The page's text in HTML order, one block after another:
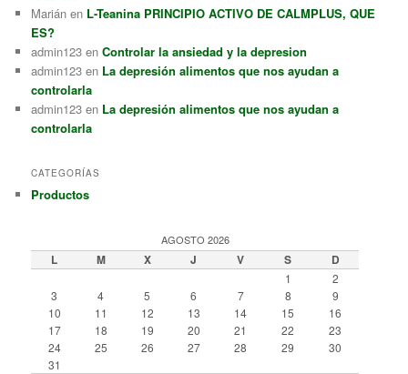
Marián en L-Teanina PRINCIPIO ACTIVO DE CALMPLUS, QUE
ES?
admin123 enControlar la ansiedad y la depresion
admin123 en La depresión alimentos que nos ayudan a
controlarla
admin123 en La depresión alimentos que nos ayudan a
controlarla
CATEGORÍAS
Productos
AGOSTO 2026
L M X J V S D
1
2
3
4 5 6 7 8
9
10
11 12 13 14 15
16
17
18 19 20 21 22
23
24
25 26 27 28 29
30
31